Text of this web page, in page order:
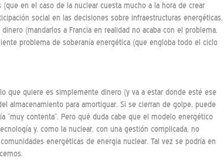
en el caso de la nuclear cuesta mucho a la hora de crear
social en las decisiones sobre infraestructuras energéticas,
(mandarlos a Francia en realidad no acaba con el problema,
problema de soberanía energética (que engloba todo el ciclo
que quiere es simplemente dinero (y va a estar donde esté ese
almacenamiento para amortiguar. Si se cierran de golpe, puede
“muy contenta”. Pero qué duda cabe que el modelo energético
y, como la nuclear, con una gestión complicada, no
energéticas de energía nuclear. Tal vez se podría en